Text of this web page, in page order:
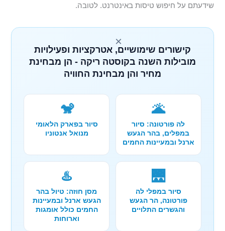
שידעתם על חיפוש טיסות באינטרנט. לטובה.
×
קישורים שימושיים, אטרקציות ופעילויות
מובילות השנה בקוסטה ריקה - הן מבחינת
מחיר והן מבחינת החוויה
🌋
לה פורטונה: סיור
במפלים, בהר הגעש
ארנל ובמעיינות החמים
🐒
סיור בפארק הלאומי
מנואל אנטוניו
🌉
סיור במפלי לה
פורטונה, הר הגעש
והגשרים התלויים
♨️
מסן חוזה: טיול בהר
הגעש ארנל ובמעיינות
החמים כולל אומגות
וארוחות